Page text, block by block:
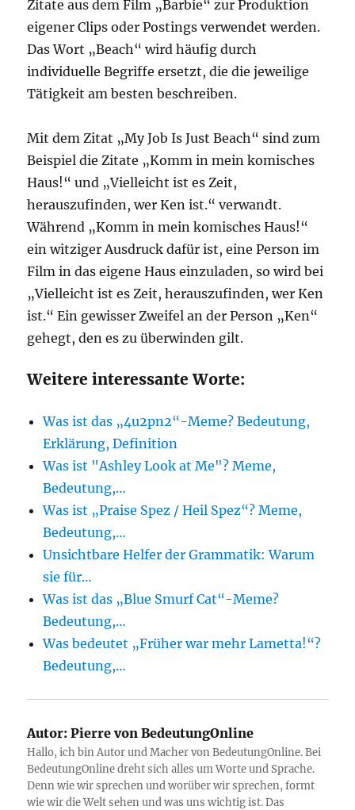
Zitate aus dem Film „Barbie“ zur Produktion
eigener Clips oder Postings verwendet werden.
Das Wort „Beach“ wird häufig durch
individuelle Begriffe ersetzt, die die jeweilige
Tätigkeit am besten beschreiben.
Mit dem Zitat „My Job Is Just Beach“ sind zum
Beispiel die Zitate „Komm in mein komisches
Haus!“ und „Vielleicht ist es Zeit,
herauszufinden, wer Ken ist.“ verwandt.
Während „Komm in mein komisches Haus!“
ein witziger Ausdruck dafür ist, eine Person im
Film in das eigene Haus einzuladen, so wird bei
„Vielleicht ist es Zeit, herauszufinden, wer Ken
ist.“ Ein gewisser Zweifel an der Person „Ken“
gehegt, den es zu überwinden gilt.
Weitere interessante Worte:
Was ist das „4u2pn2“-Meme? Bedeutung,
Erklärung, Definition
Was ist "Ashley Look at Me"? Meme,
Bedeutung,…
Was ist „Praise Spez / Heil Spez“? Meme,
Bedeutung,…
Unsichtbare Helfer der Grammatik: Warum
sie für…
Was ist das „Blue Smurf Cat“-Meme?
Bedeutung,…
Was bedeutet „Früher war mehr Lametta!“?
Bedeutung,…
Autor: Pierre von BedeutungOnline
Hallo, ich bin Autor und Macher von BedeutungOnline. Bei
BedeutungOnline dreht sich alles um Worte und Sprache.
Denn wie wir sprechen und worüber wir sprechen, formt
wie wir die Welt sehen und was uns wichtig ist. Das